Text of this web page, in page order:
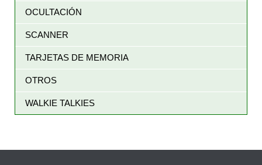
OCULTACIÓN
SCANNER
TARJETAS DE MEMORIA
OTROS
WALKIE TALKIES